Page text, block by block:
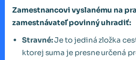
Zamestnancovi vyslanému na
zamestnávateľ povinný uhradiť:
Stravné:Je to jediná zložka
ktorej suma je presne určená